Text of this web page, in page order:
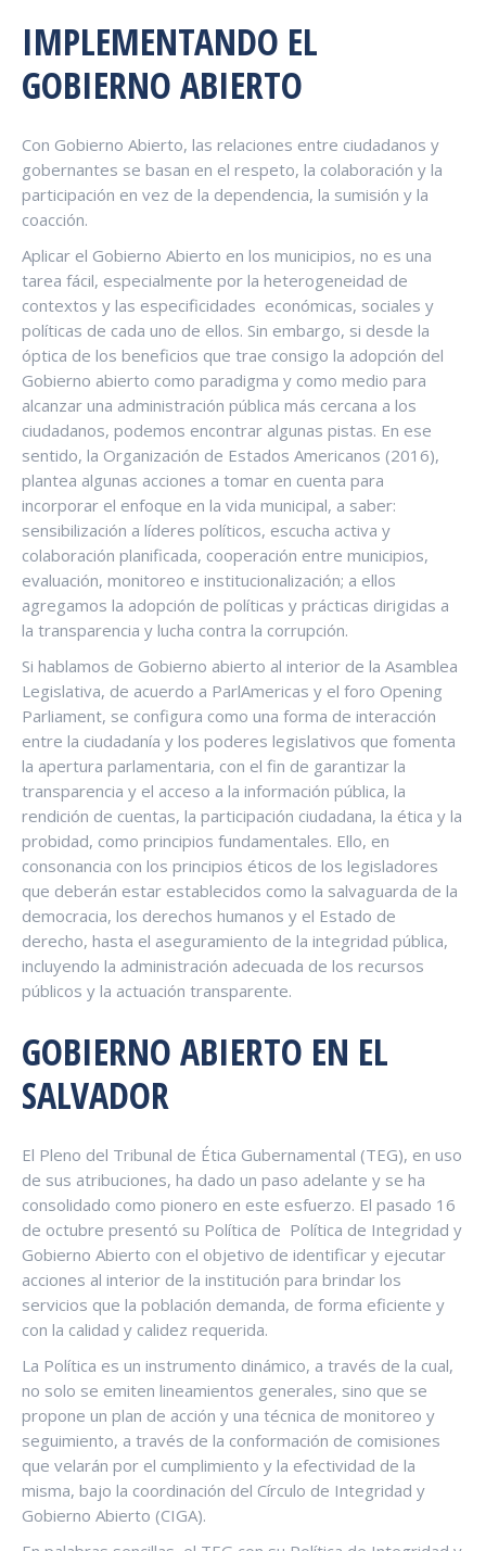
IMPLEMENTANDO EL
GOBIERNO ABIERTO
Con Gobierno Abierto, las relaciones entre ciudadanos y
gobernantes se basan en el respeto, la colaboración y la
participación en vez de la dependencia, la sumisión y la
coacción.
Aplicar el Gobierno Abierto en los municipios, no es una
tarea fácil, especialmente por la heterogeneidad de
contextos y las especificidades económicas, sociales y
políticas de cada uno de ellos. Sin embargo, si desde la
óptica de los beneficios que trae consigo la adopción del
Gobierno abierto como paradigma y como medio para
alcanzar una administración pública más cercana a los
ciudadanos, podemos encontrar algunas pistas. En ese
sentido, la Organización de Estados Americanos (2016),
plantea algunas acciones a tomar en cuenta para
incorporar el enfoque en la vida municipal, a saber:
sensibilización a líderes políticos, escucha activa y
colaboración planificada, cooperación entre municipios,
evaluación, monitoreo e institucionalización; a ellos
agregamos la adopción de políticas y prácticas dirigidas a
la transparencia y lucha contra la corrupción.
Si hablamos de Gobierno abierto al interior de la Asamblea
Legislativa, de acuerdo a ParlAmericas y el foro Opening
Parliament, se configura como una forma de interacción
entre la ciudadanía y los poderes legislativos que fomenta
la apertura parlamentaria, con el fin de garantizar la
transparencia y el acceso a la información pública, la
rendición de cuentas, la participación ciudadana, la ética y la
probidad, como principios fundamentales. Ello, en
consonancia con los principios éticos de los legisladores
que deberán estar establecidos como la salvaguarda de la
democracia, los derechos humanos y el Estado de
derecho, hasta el aseguramiento de la integridad pública,
incluyendo la administración adecuada de los recursos
públicos y la actuación transparente.
GOBIERNO ABIERTO EN EL
SALVADOR
El Pleno del Tribunal de Ética Gubernamental (TEG), en uso
de sus atribuciones, ha dado un paso adelante y se ha
consolidado como pionero en este esfuerzo. El pasado 16
de octubre presentó su Política de Política de Integridad y
Gobierno Abierto con el objetivo de identificar y ejecutar
acciones al interior de la institución para brindar los
servicios que la población demanda, de forma eficiente y
con la calidad y calidez requerida.
La Política es un instrumento dinámico, a través de la cual,
no solo se emiten lineamientos generales, sino que se
propone un plan de acción y una técnica de monitoreo y
seguimiento, a través de la conformación de comisiones
que velarán por el cumplimiento y la efectividad de la
misma, bajo la coordinación del Círculo de Integridad y
Gobierno Abierto (CIGA).